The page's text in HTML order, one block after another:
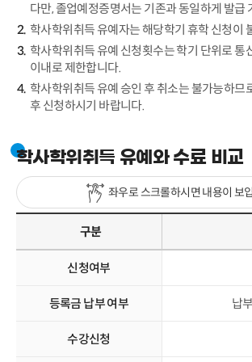
다만, 졸업예정증명서는 기존과 동일하게 발급
학사학위취득 유예자는 해당학기 휴학 신청이
학사학위취득 유예 신청횟수는 학기 단위로 통
이내로 제한합니다.
학사학위취득 유예 승인 후 취소는 불가능하므
후 신청하시기 바랍니다.
학사학위취득 유예와 수료 비교
좌우로 스크롤하시면 내용이 보
구분
신청여부
등록금 납부 여부 납
수강신청